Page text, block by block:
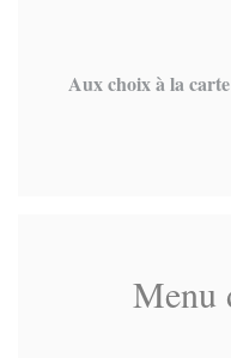
Aux choix à la
Menu